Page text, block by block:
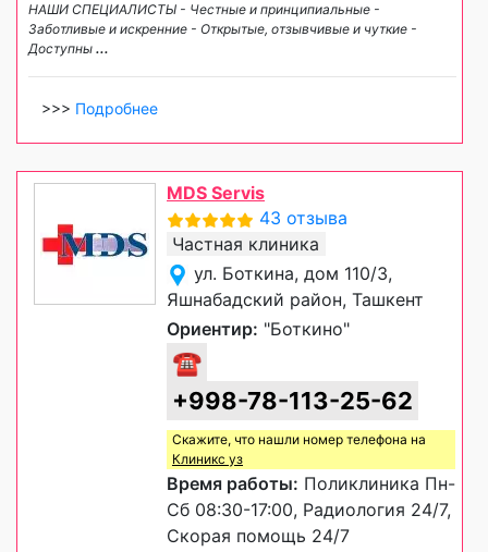
НАШИ СПЕЦИАЛИСТЫ - Честные и принципиальные -
Заботливые и искренние - Открытые, отзывчивые и чуткие -
Доступны ...
>>> Подробнее
MDS Servis
43 отзыва
Частная клиника
ул. Боткина, дом 110/3,
Яшнабадский район, Ташкент
Ориентир: "Боткино"
☎
+998-78-113-25-62
Скажите, что нашли номер телефона на
Клиникс уз
Время работы: Поликлиника Пн-
Сб 08:30-17:00, Радиология 24/7,
Скорая помощь 24/7